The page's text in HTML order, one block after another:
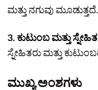
ಮತ್ತು ನಗುವು ಮೂಡುತ್ತದೆ.
3. ಕುಟುಂಬ ಮತ್ತು
ಸ್ನೇಹಿತರು ಮತ್ತು
ಮುಖ್ಯ ಅಂಶಗಳು